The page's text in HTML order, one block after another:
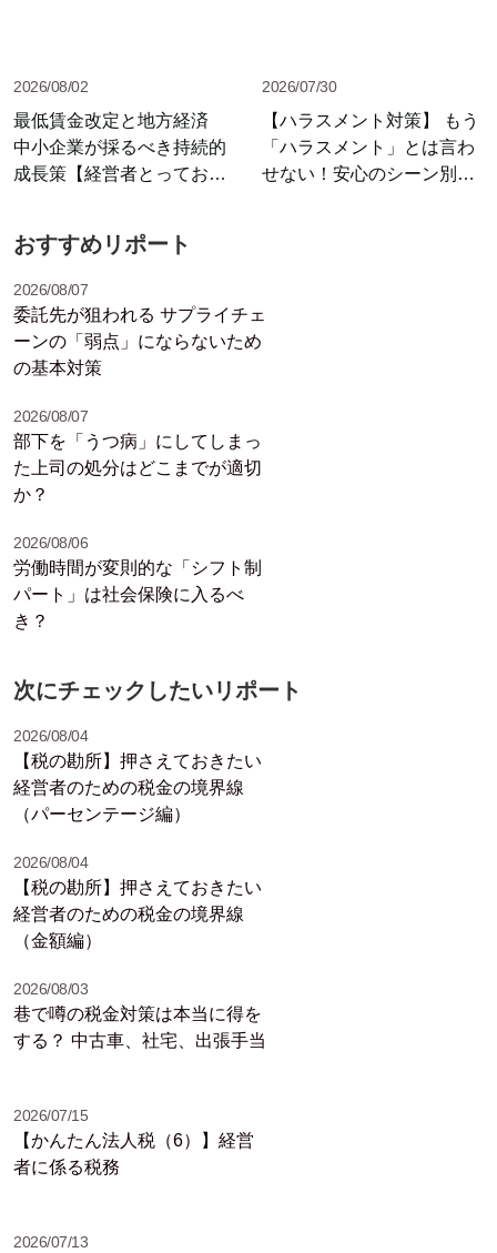
2026/08/02
最低賃金改定と地方経済
中小企業が採るべき持続的
成長策【経営者とっておき
2026/07/30
【ハラスメント対策】 もう
「ハラスメント」とは言わ
せない！安心のシーン別セ
おすすめリポート
2026/08/07
委託先が狙われる サプライチェ
ーンの「弱点」にならないため
の基本対策
2026/08/07
部下を「うつ病」にしてしまっ
た上司の処分はどこまでが適切
か？
2026/08/06
労働時間が変則的な「シフト制
パート」は社会保険に入るべ
き？
次にチェックしたいリポート
2026/08/04
【税の勘所】押さえておきたい
経営者のための税金の境界線
（パーセンテージ編）
2026/08/04
【税の勘所】押さえておきたい
経営者のための税金の境界線
（金額編）
2026/08/03
巷で噂の税金対策は本当に得を
する？ 中古車、社宅、出張手当
2026/07/15
【かんたん法人税（6）】経営
者に係る税務
2026/07/13